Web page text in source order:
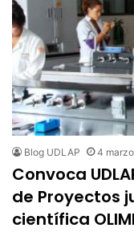
Blog UDLAP 4
Convoca
de Proyectos
científica